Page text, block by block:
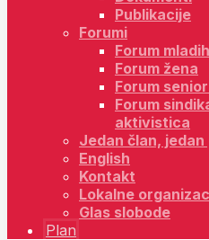
Publikacije
Forumi
Forum mladih
Forum žena
Forum
Forum
aktivistica
Jedan član, jedan
English
Kontakt
Lokalne
Glas slobode
Plan